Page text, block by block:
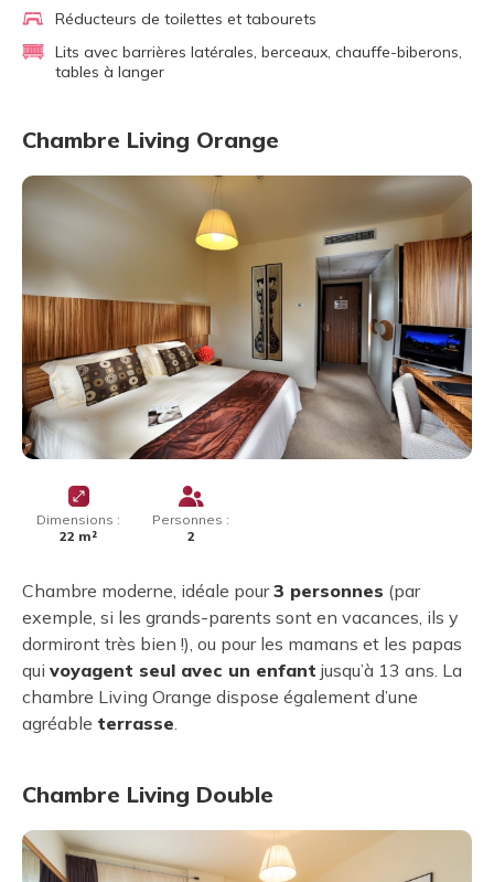
Réducteurs de toilettes et tabourets
Lits avec barrières latérales, berceaux, chauffe-biberons,
tables à langer
Chambre Living Orange
Dimensions :
22 m²
Personnes :
2
Chambre moderne, idéale pour3 personnes (par
exemple, si les grands-parents sont en vacances, ils y
dormiront très bien !), ou pour les mamans et les papas
qui voyagent seul avec un enfant jusqu’à 13 ans. La
chambre Living Orange dispose également d’une
agréable terrasse.
Chambre Living Double